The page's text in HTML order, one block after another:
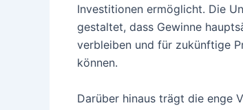
Investitionen ermöglicht. Die
gestaltet, dass Gewinne
verbleiben und für zukünftige
können.
Darüber hinaus trägt die enge